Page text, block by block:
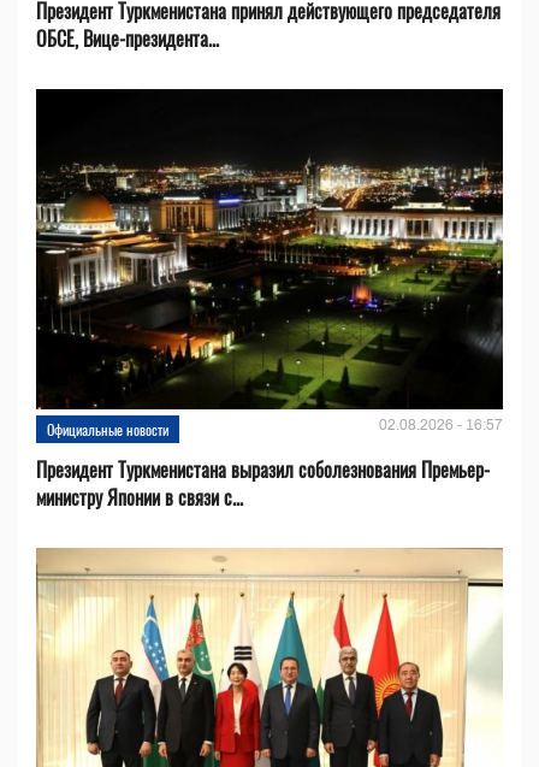
Президент Туркменистана принял действующего председателя
ОБСЕ, Вице-президента...
Официальные новости 02.08.2026 - 16:57
Президент Туркменистана выразил соболезнования Премьер-
министру Японии в связи с...